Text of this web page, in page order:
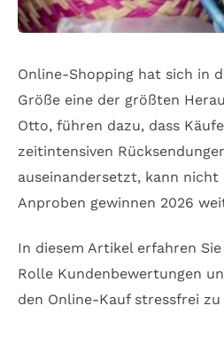
Online-Shopping hat sich in
Größe eine der größten
Otto, führen dazu, dass
zeitintensiven
auseinandersetzt, kann
Anproben gewinnen 2026
In diesem Artikel erfahren
Rolle Kundenbewertungen
den Online-Kauf stressfrei